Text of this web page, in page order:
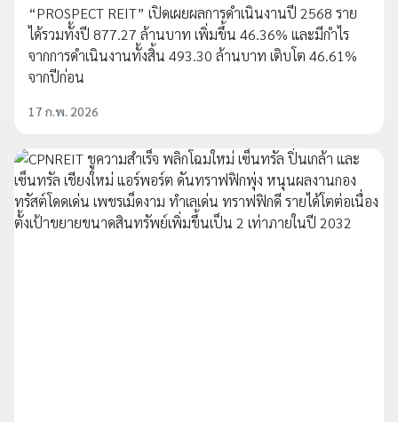
“PROSPECT REIT” เปิดเผยผลการดำเนินงานปี 2568 ราย
ได้รวมทั้งปี 877.27 ล้านบาท เพิ่มขึ้น 46.36% และมีกำไร
จากการดำเนินงานทั้งสิ้น 493.30 ล้านบาท เติบโต 46.61%
จากปีก่อน
17 ก.พ. 2026